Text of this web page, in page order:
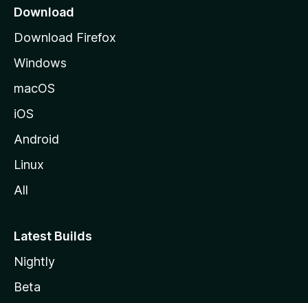
k
s
i
s
t
l
Download
Download Firefox
Windows
macOS
iOS
Android
Linux
All
Latest Builds
Nightly
Beta